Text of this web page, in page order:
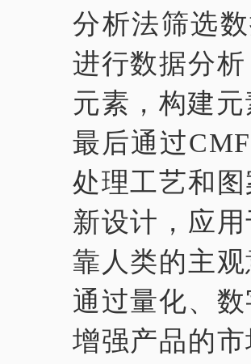
分析法筛选
进行数据分
元素，构建
最后通过
处理工艺和
新设计，应
靠人类的主
通过量化、
增强产品的